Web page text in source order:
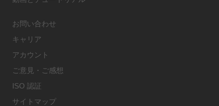
お問い合わせ
キャリア
アカウント
ご意見・ご感想
ISO 認証
サイトマップ